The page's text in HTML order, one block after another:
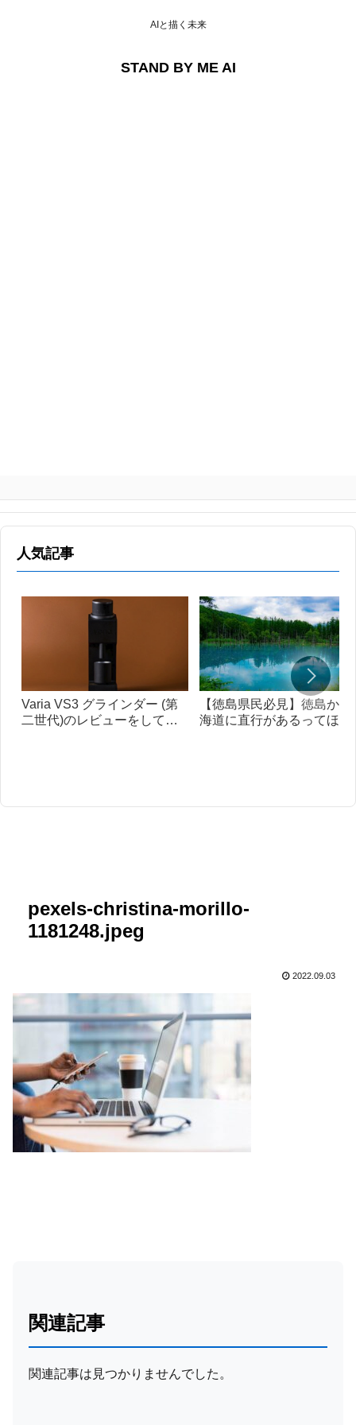
AIと描く未来
STAND BY ME AI
人気記事
Varia VS3 グラインダー (第
二世代)のレビューをしてみ
【徳島県民必見】徳島から
海道に直行があるってほん
pexels-christina-morillo-
1181248.jpeg
2022.09.03
関連記事
関連記事は見つかりませんでした。